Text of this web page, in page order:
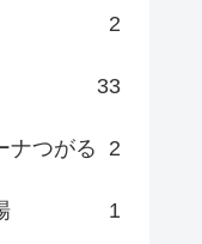
2
33
ナつがる 2
1